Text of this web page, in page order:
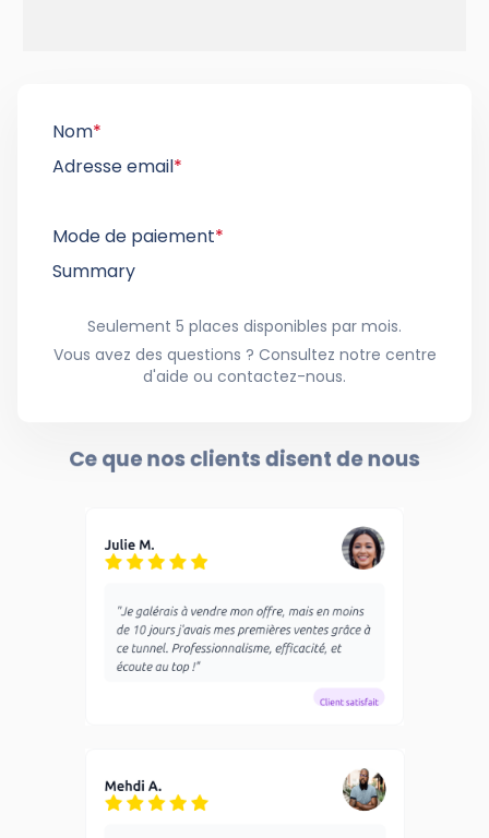
Nom*
Adresse email*
Mode de paiement*
Summary
Seulement 5 places disponibles par mois.
Vous avez des questions ? Consultez notre centre
d'aide ou contactez-nous.
Ce que nos clients disent de nous